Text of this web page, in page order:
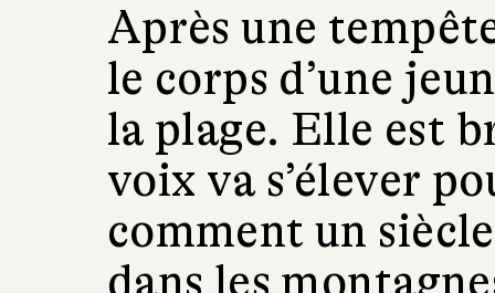
Après une
le corps d’une
la plage. Elle est
voix va s’élever
comment un
dans les